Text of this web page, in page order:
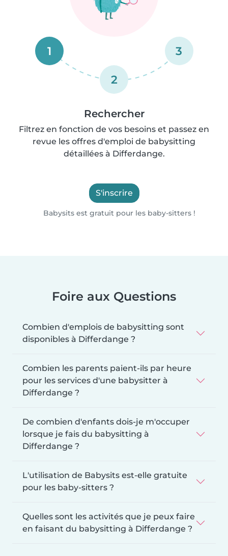
1
2
3
Rechercher
Filtrez en fonction de vos besoins et passez en
revue les offres d'emploi de babysitting
détaillées à Differdange.
S'inscrire
Babysits est gratuit pour les baby-sitters !
Foire aux Questions
Combien d'emplois de babysitting sont
disponibles à Differdange ?
Combien les parents paient-ils par heure
pour les services d'une babysitter à
Differdange ?
De combien d'enfants dois-je m'occuper
lorsque je fais du babysitting à
Differdange ?
L'utilisation de Babysits est-elle gratuite
pour les baby-sitters ?
Quelles sont les activités que je peux faire
en faisant du babysitting à Differdange ?